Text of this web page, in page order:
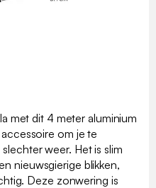
met dit 4 meter aluminium
om je te
weer. Het is slim
nieuwsgierige blikken,
Deze zonwering is